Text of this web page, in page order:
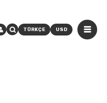
TÜRKÇE USD